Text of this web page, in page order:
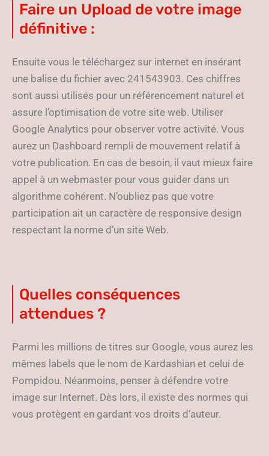
Faire un Upload de votre image
définitive :
Ensuite vous le téléchargez sur internet en insérant
une balise du fichier avec 241543903. Ces chiffres
sont aussi utilisés pour un référencement naturel et
assure l’optimisation de votre site web. Utiliser
Google Analytics pour observer votre activité. Vous
aurez un Dashboard rempli de mouvement relatif à
votre publication. En cas de besoin, il vaut mieux faire
appel à un webmaster pour vous guider dans un
algorithme cohérent. N’oubliez pas que votre
participation ait un caractère de responsive design
respectant la norme d’un site Web.
Quelles conséquences
attendues ?
Parmi les millions de titres sur Google, vous aurez les
mêmes labels que le nom de Kardashian et celui de
Pompidou. Néanmoins, penser à défendre votre
image sur Internet. Dès lors, il existe des normes qui
vous protègent en gardant vos droits d’auteur.